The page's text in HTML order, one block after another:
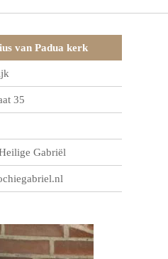
van Padua kerk
35
Gabriël